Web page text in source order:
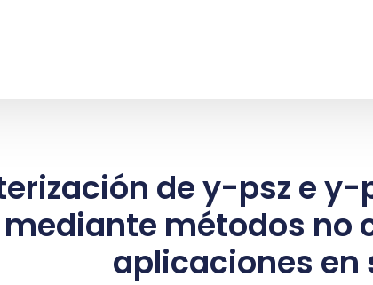
de y-psz e y-
métodos no
aplicaciones en